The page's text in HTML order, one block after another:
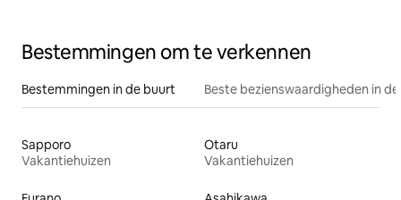
Bestemmingen om te verkennen
Bestemmingen in de buurt Beste bezienswaardigheden in
Sapporo
Vakantiehuizen
Otaru
Vakantiehuizen